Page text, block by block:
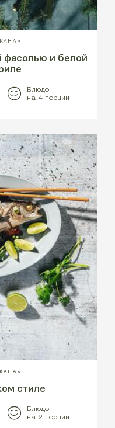
фасолью и белой
Блюдо
на 4 порции
стиле
Блюдо
на 2 порции